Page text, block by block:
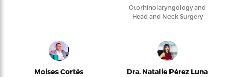
Otorhinolaryngology and
Head and Neck Surgery
Moises Cortés Dra. Natalie Pérez Luna